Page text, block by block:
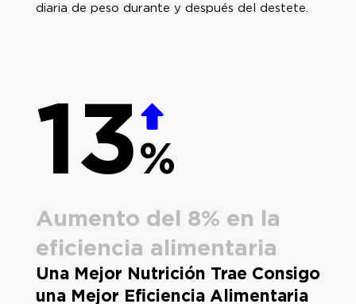
diaria de peso durante y después del destete.
13%
Aumento del 8% en la
eficiencia alimentaria
Una Mejor Nutrición Trae Consigo
una Mejor Eficiencia Alimentaria